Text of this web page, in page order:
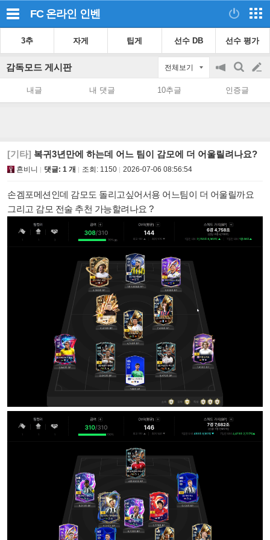
FC 온라인 인벤
3추 자게 팁게 선수 DB 선수 평가
감독모드 게시판 전체보기
공
on/off
검
색
글
쓰
내글 내 댓글 10추글 인증글
[기타] 복귀3년만에 하는데 어느 팀이 감모에 더 어울릴려나요?
횬비니 댓글: 1 개 조회: 1150 2026-07-06 08:56:54
손겜포메션인데 감모도 돌리고싶어서용 어느팀이 더 어울릴까요
그리고 감모 전술 추천 가능할려나요 ?